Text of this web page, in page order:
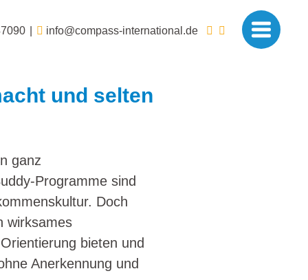
info@compass-international.de
und selten
ganz
Programme sind
Doch
wirksames
bieten und
Anerkennung und